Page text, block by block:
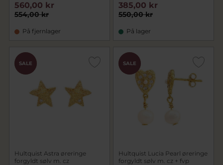
554,00 kr
560,00 kr
På fjernlager
550,00 kr
385,00 kr
På lager
PRIS
SALE
Hultquist Astra øreringe
forgyldt sølv m. cz
PRIS
SALE
Hultquist Lucia Pearl øreringe
forgyldt sølv m. cz + fvp